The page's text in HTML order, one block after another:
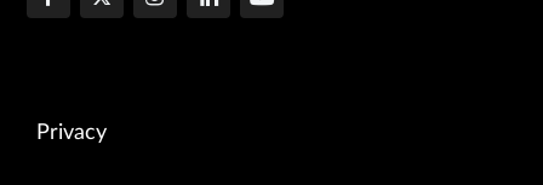
Privacy